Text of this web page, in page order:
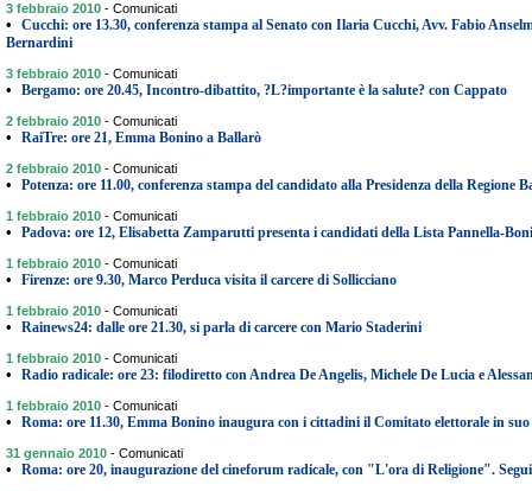
3 febbraio 2010 - Comunicati
•
Cucchi: ore 13.30, conferenza stampa al Senato con Ilaria Cucchi, Avv. Fabio
Bernardini
3 febbraio 2010 - Comunicati
• Bergamo: ore 20.45, Incontro-dibattito, ?L?importante è la salute? con Cappato
2 febbraio 2010 - Comunicati
• RaiTre: ore 21, Emma Bonino a Ballarò
2 febbraio 2010 - Comunicati
• Potenza: ore 11.00, conferenza stampa del candidato alla Presidenza della Regione
1 febbraio 2010 - Comunicati
• Padova: ore 12, Elisabetta Zamparutti presenta i candidati della Lista Pannella-
1 febbraio 2010 - Comunicati
• Firenze: ore 9.30, Marco Perduca visita il carcere di Sollicciano
1 febbraio 2010 - Comunicati
• Rainews24: dalle ore 21.30, si parla di carcere con Mario Staderini
1 febbraio 2010 - Comunicati
• Radio radicale: ore 23: filodiretto con Andrea De Angelis, Michele De Lucia e
1 febbraio 2010 - Comunicati
• Roma: ore 11.30, Emma Bonino inaugura con i cittadini il Comitato elettorale in suo
31 gennaio 2010 - Comunicati
• Roma: ore 20, inaugurazione del cineforum radicale, con "L'ora di Religione".